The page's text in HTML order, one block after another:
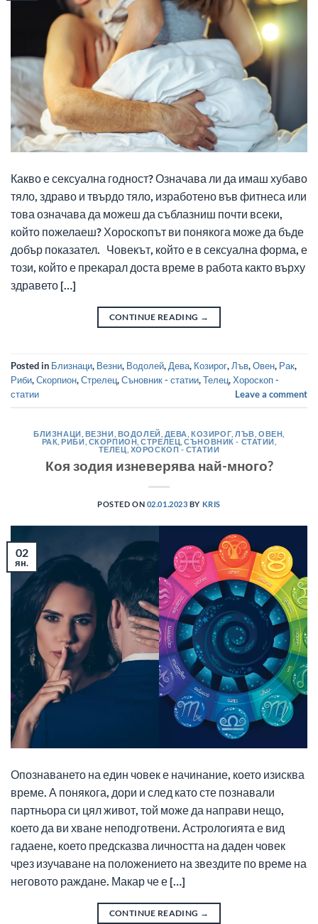
Какво е сексуална годност? Означава ли да имаш хубаво
тяло, здраво и твърдо тяло, изработено във фитнеса или
това означава да можеш да съблазниш почти всеки,
който пожелаеш? Хороскопът ви понякога може да бъде
добър показател. Човекът, който е в сексуална форма, е
този, който е прекарал доста време в работа както върху
здравето […]
CONTINUE READING →
Posted in Близнаци, Везни, Водолей,Дева, Козирог,Лъв,Овен, Рак,
Риби,Скорпион,Стрелец,Съновник - статии,Телец,Хороскоп -
статии
Leave a comment
БЛИЗНАЦИ ВЕЗНИ ВОДОЛЕЙ ДЕВА ,КОЗИРОГ ,ЛЪВ ОВЕН
РАК ,РИБИ СКОРПИОН ,СТРЕЛЕЦ ,СЪНОВНИК - СТАТИИ
ТЕЛЕЦ ХОРОСКОП - СТАТИИ
Коя зодия изневерява най-много?
POSTED ON 02.01.2023 BY KRIS
02
ян.
Опознаването на един човек е начинание, което изисква
време. А понякога, дори и след като сте познавали
партньора си цял живот, той може да направи нещо,
което да ви хване неподготвени. Астрологията е вид
гадаене, което предсказва личността на даден човек
чрез изучаване на положението на звездите по време на
неговото раждане. Макар че е […]
CONTINUE READING →